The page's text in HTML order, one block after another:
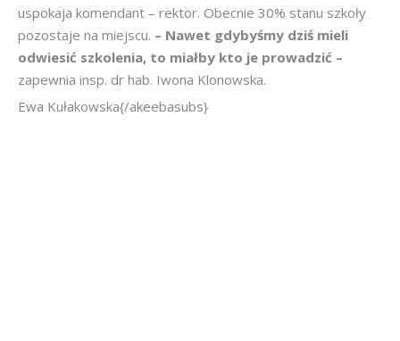
uspokaja komendant – rektor. Obecnie 30% stanu szkoły
pozostaje na miejscu. – Nawet gdybyśmy dziś mieli
odwiesić szkolenia, to miałby kto je prowadzić –
zapewnia insp. dr hab. Iwona Klonowska.
Ewa Kułakowska{/akeebasubs}